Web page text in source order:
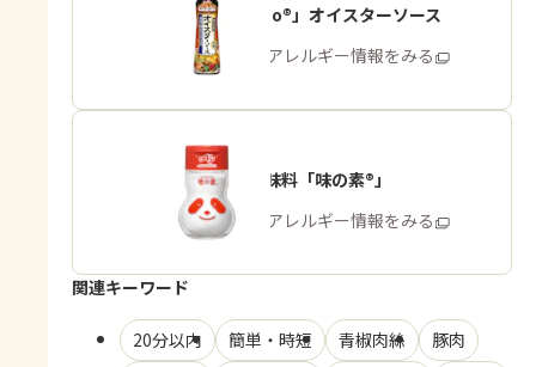
「Cook Do®」オイスターソース
商品・アレルギー情報をみる
うま味調味料「味の素®」
商品・アレルギー情報をみる
関連キーワード
20分以内 簡単・時短 青椒肉絲
豚肉